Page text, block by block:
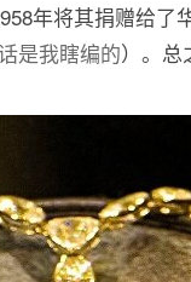
年将其捐赠给了
是我瞎编的）。总